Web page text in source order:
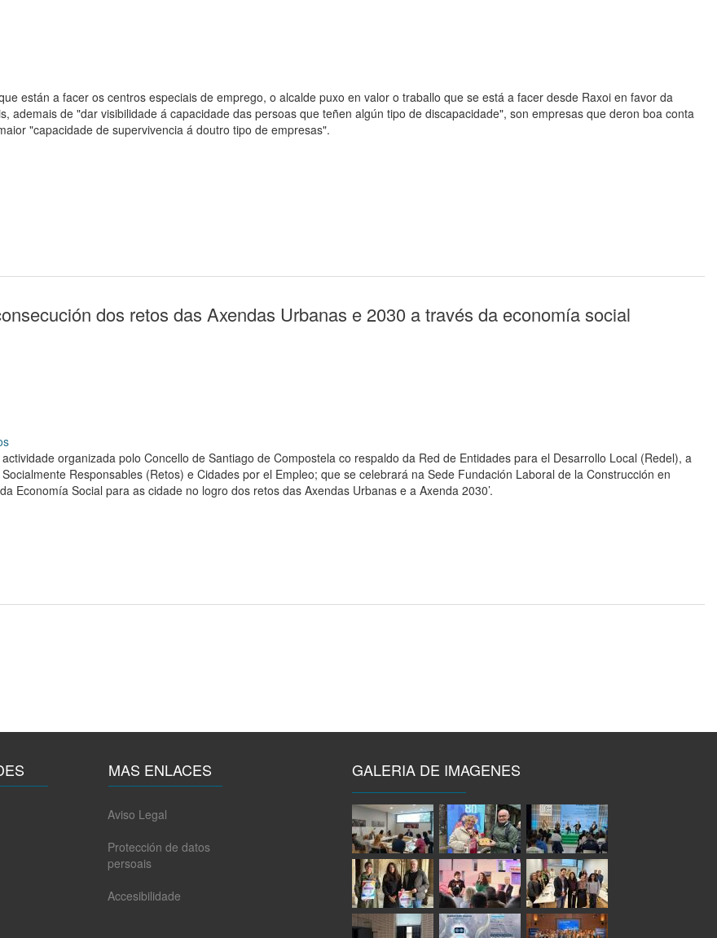
están a facer os centros especiais de emprego, o alcalde puxo en valor o traballo que se está a facer desde Raxoi en favor da
ademais de "dar visibilidade á capacidade das persoas que teñen algún tipo de discapacidade", son empresas que deron boa conta
"capacidade de supervivencia á doutro tipo de empresas".
dos retos das Axendas Urbanas e 2030 a través da economía social
organizada polo Concello de Santiago de Compostela co respaldo da Red de Entidades para el Desarrollo Local (Redel), a
Responsables (Retos) e Cidades por el Empleo; que se celebrará na Sede Fundación Laboral de la Construcción en
Economía Social para as cidade no logro dos retos das Axendas Urbanas e a Axenda 2030’.
MAS ENLACES
Aviso Legal
Protección de datos
persoais
Accesibilidade
GALERIA DE IMAGENES